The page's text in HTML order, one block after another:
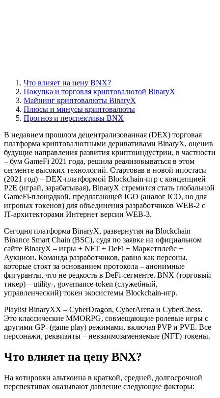
Что влияет на цену BNX?
Покупка и торговля криптовалютой BinaryX
Майнинг криптовалюты BinaryX
Плюсы и минусы криптовалюты
Прогноз и перспективы BNX
В недавнем прошлом децентрализованная (DEX) торговая
платформа криптовалютными деривативами BinaryX, оценив
будущие направления развития криптоиндустрии, в частности
– бум GameFi 2021 года, решила реализовываться в этом
сегменте высоких технологий. Стартовав в новой ипостаси
(2021 год) – DEX-платформой Blockchain-игр с концепцией
P2E (играй, зарабатывая), BinaryX стремится стать глобальной
GameFi-площадкой, предлагающей IGO (аналог ICO, но для
игровых токенов) для объединения разработчиков WEB-2 с
IT-архитекторами Интернет версии WEB-3.
Сегодня платформа BinaryX, развернутая на Blockchain
Binance Smart Chain (BSC), судя по заявке на официальном
сайте BinaryX – игры + NFT + DeFi + Маркетплейс +
Аукцион. Команда разработчиков, равно как персоны,
которые стоят за основанием протокола – анонимные
фигуранты, что не редкость в DeFi-сегменте. BNX (торговый
тикер) – utility-, governance-token (служебный,
управленческий) токен экосистемы Blockchain-игр.
Playlist BinaryXХ – CyberDragon, CyberArena и CyberChess.
Это классические MMORPG, совмещающие ролевые игры с
другими GP- (game play) режимами, включая PVP и PVE. Все
персонажи, реквизиты – невзаимозаменяемые (NFT) токены.
Что влияет на цену BNX?
На котировки альткоина в краткой, средней, долгосрочной
перспективах оказывают давление следующие факторы: